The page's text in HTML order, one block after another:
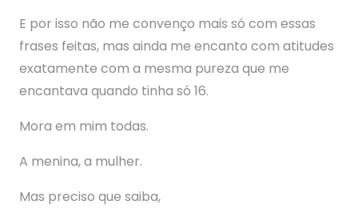
E por isso não me convenço mais só com essas
frases feitas, mas ainda me encanto com atitudes
exatamente com a mesma pureza que me
encantava quando tinha só 16.
Mora em mim todas.
A menina, a mulher.
Mas preciso que saiba,